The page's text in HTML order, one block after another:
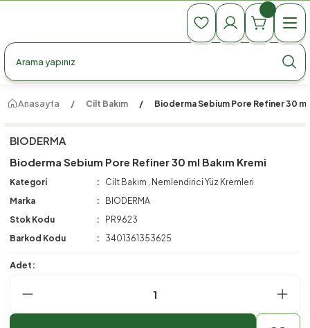
990 TL Üzeri Ücretsiz Kargo
990 TL Üzeri Ücretsiz Kargo
Anasayfa Cilt Bakım Bioderma Sebium Pore Refiner 30 ml
BIODERMA
Bioderma Sebium Pore Refiner 30 ml Bakım Kremi
Kategori Cilt Bakım , Nemlendirici Yüz Kremleri
Marka
BIODERMA
Stok Kodu
PR9623
Barkod Kodu
3401361353625
Adet: